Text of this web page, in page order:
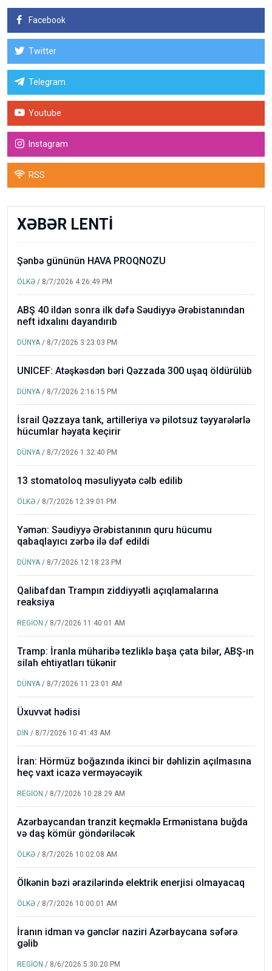
Facebook
Twitter
Telegram
Youtube
Instagram
RSS
XƏBƏR LENTİ
Şənbə gününün HAVA PROQNOZU
ÖLKƏ / 8/7/2026 4:26:49 PM
ABŞ 40 ildən sonra ilk dəfə Səudiyyə Ərəbistanından
neft idxalını dayandırıb
DÜNYA / 8/7/2026 3:23:03 PM
UNICEF: Atəşkəsdən bəri Qəzzada 300 uşaq öldürülüb
DÜNYA / 8/7/2026 2:16:15 PM
İsrail Qəzzaya tank, artilleriya və pilotsuz təyyarələrlə
hücumlar həyata keçirir
DÜNYA / 8/7/2026 1:32:40 PM
13 stomatoloq məsuliyyətə cəlb edilib
ÖLKƏ / 8/7/2026 12:39:01 PM
Yəmən: Səudiyyə Ərəbistanının quru hücumu
qabaqlayıcı zərbə ilə dəf edildi
DÜNYA / 8/7/2026 12:18:23 PM
Qalibafdan Trampın ziddiyyətli açıqlamalarına
reaksiya
REGİON / 8/7/2026 11:40:01 AM
Tramp: İranla müharibə tezliklə başa çata bilər, ABŞ-ın
silah ehtiyatları tükənir
DÜNYA / 8/7/2026 11:23:01 AM
Üxuvvət hədisi
DİN / 8/7/2026 10:41:43 AM
İran: Hörmüz boğazında ikinci bir dəhlizin açılmasına
heç vaxt icazə verməyəcəyik
REGİON / 8/7/2026 10:28:29 AM
Azərbaycandan tranzit keçməklə Ermənistana buğda
və daş kömür göndəriləcək
ÖLKƏ / 8/7/2026 10:02:08 AM
Ölkənin bəzi ərazilərində elektrik enerjisi olmayacaq
ÖLKƏ / 8/7/2026 10:00:01 AM
İranın idman və gənclər naziri Azərbaycana səfərə
gəlib
REGİON / 8/6/2026 5:30:20 PM